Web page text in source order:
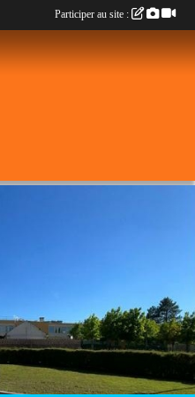
Participer au site :